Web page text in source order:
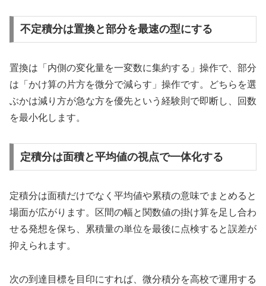
不定積分は置換と部分を最速の型にする
置換は「内側の変化量を一変数に集約する」操作で、部分
は「かけ算の片方を微分で減らす」操作です。どちらを選
ぶかは減り方が急な方を優先という経験則で即断し、回数
を最小化します。
定積分は面積と平均値の視点で一体化する
定積分は面積だけでなく平均値や累積の意味でまとめると
場面が広がります。区間の幅と関数値の掛け算を足し合わ
せる発想を保ち、累積量の単位を最後に点検すると誤差が
抑えられます。
次の到達目標を目印にすれば、微分積分を高校で運用する